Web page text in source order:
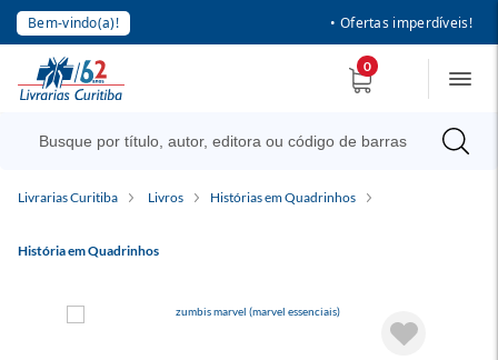
Bem-vindo(a)! • Ofertas imperdíveis!
0
Livrarias Curitiba Livros Histórias em Quadrinhos
História em Quadrinhos